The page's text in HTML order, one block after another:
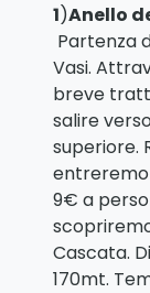
1)Anello
Partenza
Vasi.
breve
salire
superiore.
9€ a
Cascata.
170mt.